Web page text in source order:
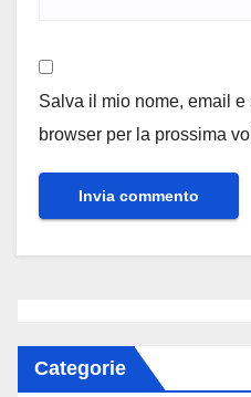
Salva il mio nome, email
browser per la prossima
Categorie